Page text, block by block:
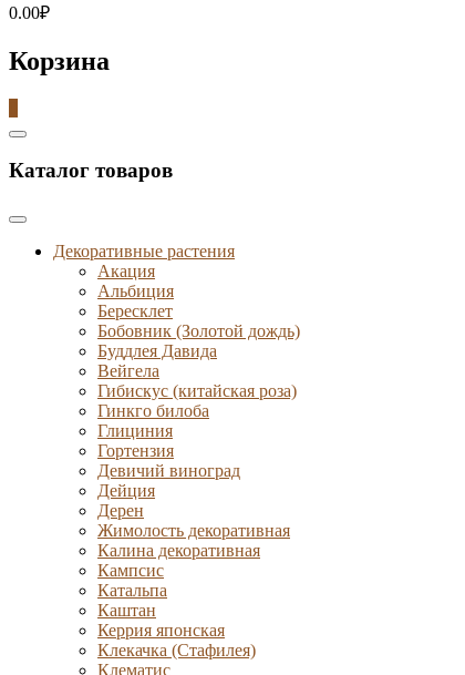
0.00₽
Корзина
Catalog
Каталог товаров
Декоративные растения
Акация
Альбиция
Бересклет
Бобовник (Золотой дождь)
Буддлея Давида
Вейгела
Гибискус (китайская роза)
Гинкго билоба
Глициния
Гортензия
Девичий виноград
Дейция
Дерен
Жимолость декоративная
Калина декоративная
Кампсис
Катальпа
Каштан
Керрия японская
Клекачка (Стафилея)
Клематис